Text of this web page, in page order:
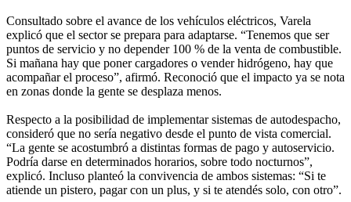
Consultado sobre el avance de los vehículos eléctricos, Varela
explicó que el sector se prepara para adaptarse. “Tenemos que ser
puntos de servicio y no depender 100 % de la venta de combustible.
Si mañana hay que poner cargadores o vender hidrógeno, hay que
acompañar el proceso”, afirmó. Reconoció que el impacto ya se nota
en zonas donde la gente se desplaza menos.
Respecto a la posibilidad de implementar sistemas de autodespacho,
consideró que no sería negativo desde el punto de vista comercial.
“La gente se acostumbró a distintas formas de pago y autoservicio.
Podría darse en determinados horarios, sobre todo nocturnos”,
explicó. Incluso planteó la convivencia de ambos sistemas: “Si te
atiende un pistero, pagar con un plus, y si te atendés solo, con otro”.